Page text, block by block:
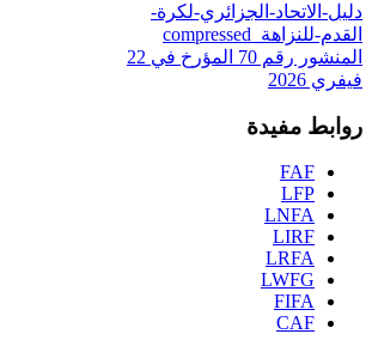
دليل-الاتحاد-الجزائري-لكرة-
القدم-للنزاهة_compressed
المنشور رقم 70 المؤرخ في 22
فيفري 2026
روابط مفيدة
FAF
LFP
LNFA
LIRF
LRFA
LWFG
FIFA
CAF